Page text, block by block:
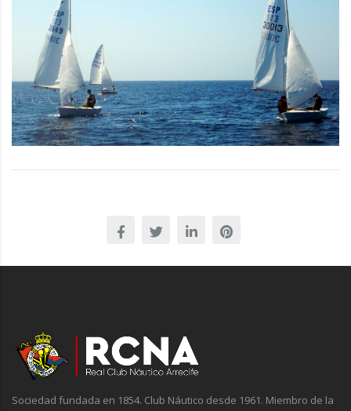
Sociedad fundada en 1854. Club Náutico desde 1961. Miembro de la